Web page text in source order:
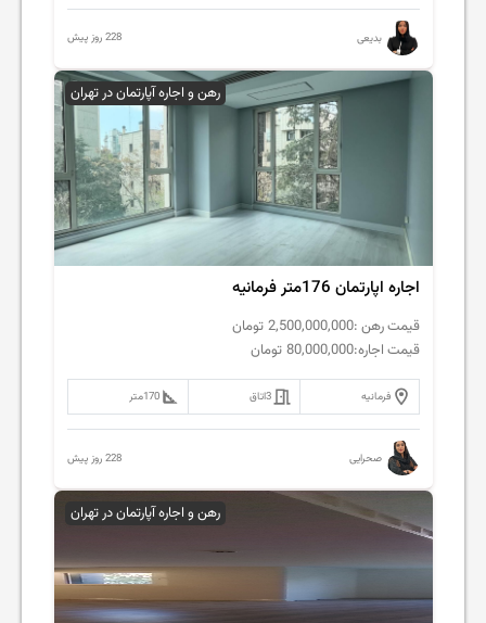
بدیعی 228 روز پیش
رهن و اجاره آپارتمان در تهران
اجاره اپارتمان 176متر فرمانیه
قیمت رهن :2,500,000,000 تومان
قیمت اجاره:80,000,000 تومان
فرمانیه 3اتاق 170متر
صحرایی 228 روز پیش
رهن و اجاره آپارتمان در تهران